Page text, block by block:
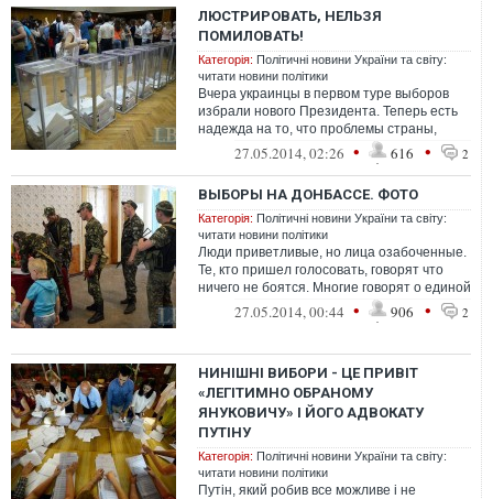
ЛЮСТРИРОВАТЬ, НЕЛЬЗЯ
ПОМИЛОВАТЬ!
Категорія: Політичні новини України та світу:
читати новини політики
Вчера украинцы в первом туре выборов
избрали нового Президента. Теперь есть
надежда на то, что проблемы страны,
которые накапливались в долгом ящике, ...
27.05.2014, 02:26 • 616 • 2
ВЫБОРЫ НА ДОНБАССЕ. ФОТО
Категорія: Політичні новини України та світу:
читати новини політики
Люди приветливые, но лица озабоченные.
Те, кто пришел голосовать, говорят что
ничего не боятся. Многие говорят о единой
Украине, необходимости ус...
27.05.2014, 00:44 • 906 • 2
НИНІШНІ ВИБОРИ - ЦЕ ПРИВІТ
«ЛЕГІТИМНО ОБРАНОМУ
ЯНУКОВИЧУ» І ЙОГО АДВОКАТУ
ПУТІНУ
Категорія: Політичні новини України та світу:
читати новини політики
Путін, який робив все можливе і не